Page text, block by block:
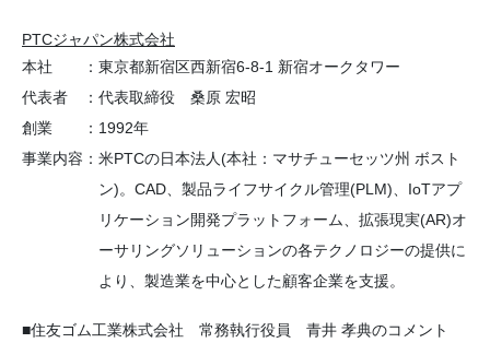
PTCジャパン株式会社
本社
： 東京都新宿区西新宿6-8-1 新宿オークタワー
代表者
： 代表取締役 桑原 宏昭
創業
： 1992年
事業内容 ： 米PTCの日本法人(本社：マサチューセッツ州 ボスト
ン)。CAD、製品ライフサイクル管理(PLM)、IoTアプ
リケーション開発プラットフォーム、拡張現実(AR)オ
ーサリングソリューションの各テクノロジーの提供に
より、製造業を中心とした顧客企業を支援。
■住友ゴム工業株式会社 常務執行役員 青井 孝典のコメント